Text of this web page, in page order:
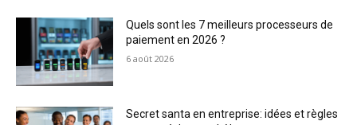
Quels sont les 7 meilleurs processeurs de
paiement en 2026 ?
6 août 2026
Secret santa en entreprise: idées et règles